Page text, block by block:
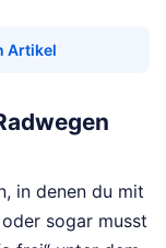
Artikel
in denen du mit
sogar musst